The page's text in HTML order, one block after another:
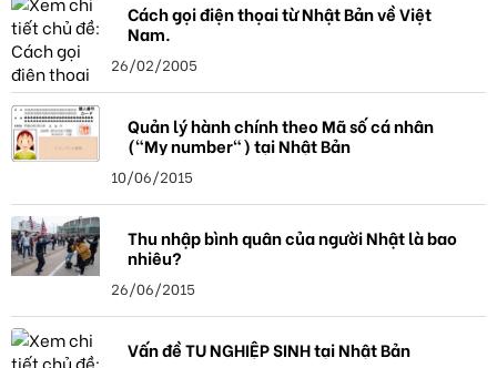
Cách gọi điện thọai từ Nhật Bản về Việt
Nam.
26/02/2005
Quản lý hành chính theo Mã số cá nhân
("My number") tại Nhật Bản
10/06/2015
Thu nhập bình quân của người Nhật là bao
nhiêu?
26/06/2015
Vấn đề TU NGHIỆP SINH tại Nhật Bản